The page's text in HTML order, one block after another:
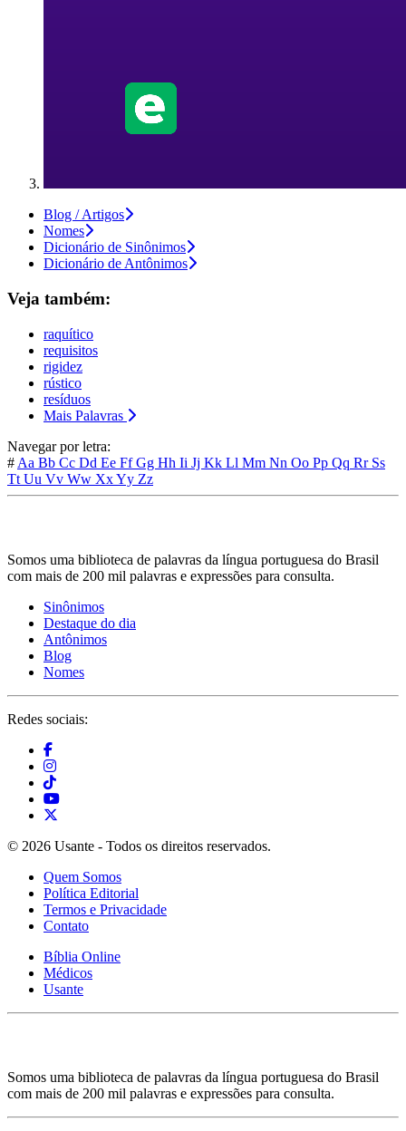
Blog / Artigos
Nomes
Dicionário de Sinônimos
Dicionário de Antônimos
Veja também:
raquítico
requisitos
rigidez
rústico
resíduos
Mais Palavras
Navegar por letra:
# Aa Bb Cc Dd Ee FfGg Hh Ii Jj Kk Ll Mm Nn Oo Pp Qq Rr Ss
Tt Uu Vv Ww XxYy Zz
Somos uma biblioteca de palavras da língua portuguesa do Brasil
com mais de 200 mil palavras e expressões para consulta.
Sinônimos
Destaque do dia
Antônimos
Blog
Nomes
Redes sociais:
© 2026 Usante - Todos os direitos reservados.
Quem Somos
Política Editorial
Termos e Privacidade
Contato
Bíblia Online
Médicos
Usante
Somos uma biblioteca de palavras da língua portuguesa do Brasil
com mais de 200 mil palavras e expressões para consulta.